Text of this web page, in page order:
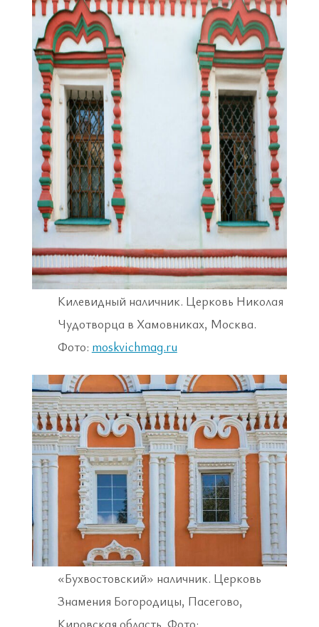
Килевидный наличник. Церковь Николая
Чудотворца в Хамовниках, Москва.
Фото: moskvichmag.ru
«Бухвостовский» наличник. Церковь
Знамения Богородицы, Пасегово,
Кировская область. Фото: